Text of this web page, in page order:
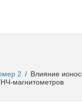
2 / Влияние
магнитометров